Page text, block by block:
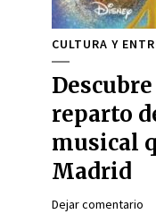
CULTURA Y
reparto
musical
Madrid
Dejar comentario